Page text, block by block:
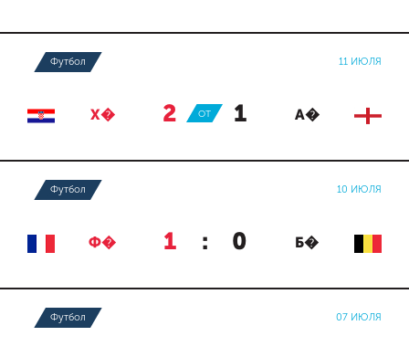
Футбол 11 ИЮЛЯ
Х� 2 : 1 А�
ОТ
Футбол 10 ИЮЛЯ
Ф� 1 : 0 Б�
Футбол 07 ИЮЛЯ